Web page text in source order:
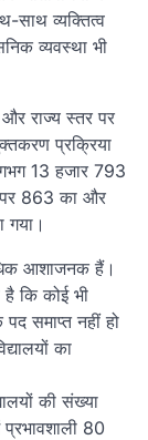
साथ व्यक्तित्व
व्यवस्था भी
राज्य स्तर पर
प्रक्रिया
13 हजार 793
पर 863 का और
गया।
आशाजनक हैं।
है कि कोई भी
पद समाप्त नहीं हो
का
की संख्या
80